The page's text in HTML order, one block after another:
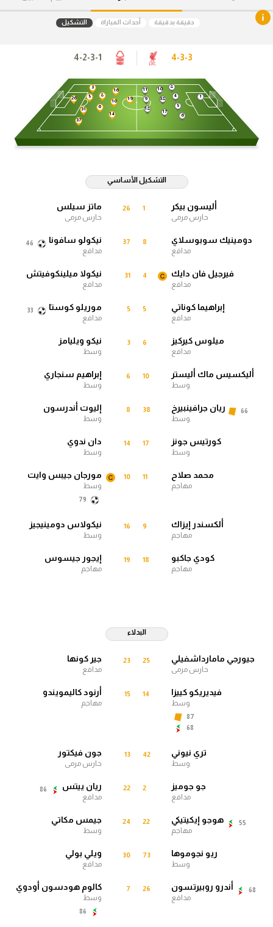
أمريكا 2026
الدوري المصري
الدوري الإسباني
الدوري الإيطالي
الدوري الألماني
الدوري الفرنسي
دوري أبطال إفريقيا
كل البطولات
الكرة المصرية
سعودي في الجول
القسم الثاني
في المونديال
رياضة نسائية
دقيقة بدقيقة أحداث المباراة التشكيل
4-3-3
1
8
4
5
6
10
38
17
11
9
18
26
37
31
5
3
6
8
14
10
16
19
التشكيل الأساسي
1 أليسون بيكر
حارس مرمى
26 ماتز سيلس
حارس مرمى
8 دومينيك سوبوسلاي
مدافع
37 نيكولو سافونا
مدافع
4 فيرجيل فان دايك
مدافع
31 نيكولا ميلينكوفيتش
مدافع
5 إبراهيما كوناتي
مدافع
5 موريلو كوستا
مدافع
6 ميلوس كيركيز
مدافع
3 نيكو ويليامز
وسط
10 أليكسيس ماك أليستر
وسط
6 إبراهيم سنجاري
وسط
38 ريان جرافينبيرخ
وسط
66
8 إليوت أندرسون
وسط
17 كورتيس جونز
وسط
14 دان ندوي
وسط
11 محمد صلاح
مهاجم
10 مورجان جيبس وايت
وسط
9 ألكسندر إيزاك
مهاجم
16 نيكولاس دومينيجيز
وسط
18 كودي جاكبو
مهاجم
19 إيجور جيسوس
مهاجم
البدلاء
25 جيورجي مامارداشفيلي
حارس مرمى
23 جير كونها
مدافع
14 فيديريكو كييزا
وسط
87
68
15 أرنود كاليمويندو
مهاجم
42 تري نيوني
وسط
13 جون فيكتور
حارس مرمى
2 جو جوميز
مدافع
22 ريان ييتس
مدافع
22 هوجو إيكيتيكي
مهاجم
55
24 جيمس مكاتي
وسط
73 ريو نجوموها
وسط
30 ويلي بولي
مدافع
26 أندرو روبيرتسون
مدافع
68
7 كالوم هودسون أودوي
وسط